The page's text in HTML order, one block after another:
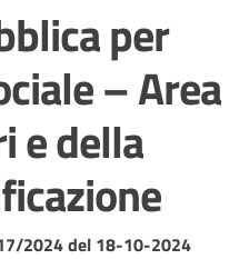
per
– Area
e della
2024 del 18-10-2024